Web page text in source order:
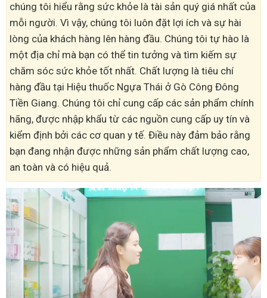
chúng tôi hiểu rằng sức khỏe là tài sản quý giá nhất của
mỗi người. Vì vậy, chúng tôi luôn đặt lợi ích và sự hài
lòng của khách hàng lên hàng đầu. Chúng tôi tự hào là
một địa chỉ mà bạn có thể tin tưởng và tìm kiếm sự
chăm sóc sức khỏe tốt nhất. Chất lượng là tiêu chí
hàng đầu tại Hiệu thuốc Ngựa Thái ở Gò Công Đông
Tiền Giang. Chúng tôi chỉ cung cấp các sản phẩm chính
hãng, được nhập khẩu từ các nguồn cung cấp uy tín và
kiểm định bởi các cơ quan y tế. Điều này đảm bảo rằng
bạn đang nhận được những sản phẩm chất lượng cao,
an toàn và có hiệu quả.